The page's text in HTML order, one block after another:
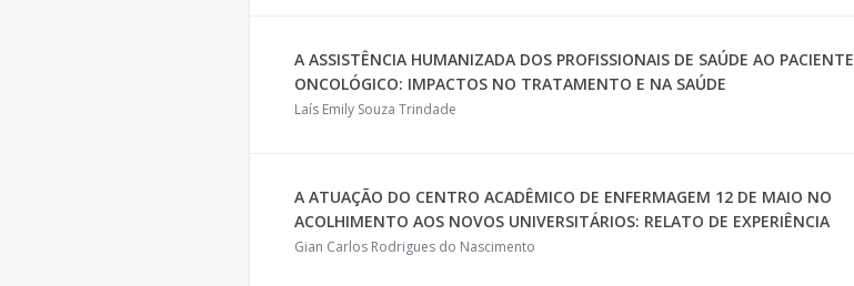
A ASSISTÊNCIA HUMANIZADA DOS PROFISSIONAIS DE SAÚDE AO PACIENTE
ONCOLÓGICO: IMPACTOS NO TRATAMENTO E NA SAÚDE
Laís Emily Souza Trindade
A ATUAÇÃO DO CENTRO ACADÊMICO DE ENFERMAGEM 12 DE MAIO NO
ACOLHIMENTO AOS NOVOS UNIVERSITÁRIOS: RELATO DE EXPERIÊNCIA
Gian Carlos Rodrigues do Nascimento